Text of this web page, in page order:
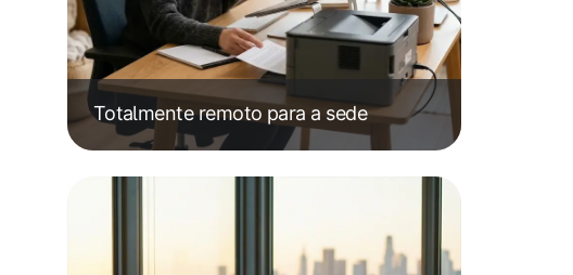
Totalmente remoto para a sede